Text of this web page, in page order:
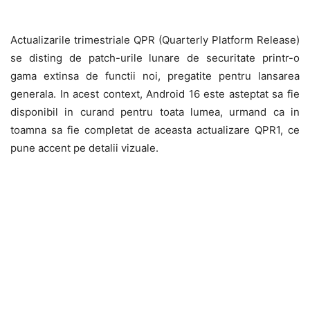
Actualizarile trimestriale QPR (Quarterly Platform Release)
se disting de patch-urile lunare de securitate printr-o
gama extinsa de functii noi, pregatite pentru lansarea
generala. In acest context, Android 16 este asteptat sa fie
disponibil in curand pentru toata lumea, urmand ca in
toamna sa fie completat de aceasta actualizare QPR1, ce
pune accent pe detalii vizuale.